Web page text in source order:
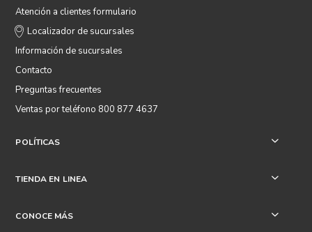
Atención a clientes formulario
Localizador de sucursales
Información de sucursales
Contacto
Preguntas frecuentes
Ventas por teléfono 800 877 4637
POLÍTICAS +
TIENDA EN LINEA +
CONOCE MÁS +